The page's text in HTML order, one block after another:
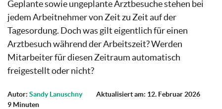
Geplante sowie ungeplante Arztbesuche stehen bei
jedem Arbeitnehmer von Zeit zu Zeit auf der
Tagesordung. Doch was gilt eigentlich für einen
Arztbesuch während der Arbeitszeit? Werden
Mitarbeiter für diesen Zeitraum automatisch
freigestellt oder nicht?
Autor: Sandy Lanuschny
Aktualisiert am: 12. Februar 2026
9 Minuten